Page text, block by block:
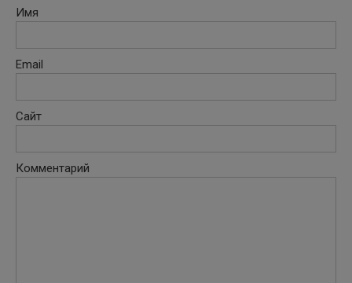
Имя
Email
Сайт
Комментарий